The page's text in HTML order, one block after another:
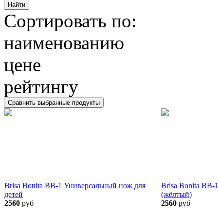
Сортировать по:
наименованию
цене
рейтингу
Brisa Bonita BB-1 Универсальный нож для
детей
2560 руб
Brisa Bonita BB-
(жёлтый)
2560 руб